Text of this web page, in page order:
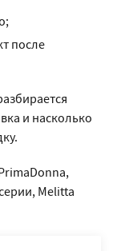
после
и насколько
Melitta